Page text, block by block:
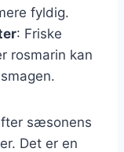
fyldig.
: Friske
rosmarin kan
sæsonens
Det er en